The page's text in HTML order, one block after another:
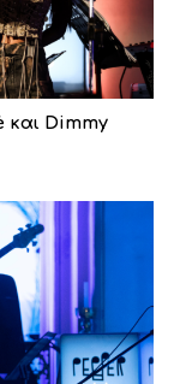
και Dimmy